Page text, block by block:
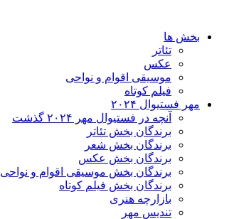
بخش ها
تئاتر
عکس
موسیقی اقوام و نواحی
فیلم کوتاه
مهر فستیوال ۲۰۲۴
آنچه در فستیوال مهر ۲۰۲۴ گذشت
برندگان بخش تئاتر
برندگان بخش شعر
برندگان بخش عکس
برندگان بخش موسیقی اقوام و نواحی
برندگان بخش فیلم کوتاه
بازارچه هنری
تندیس مهر